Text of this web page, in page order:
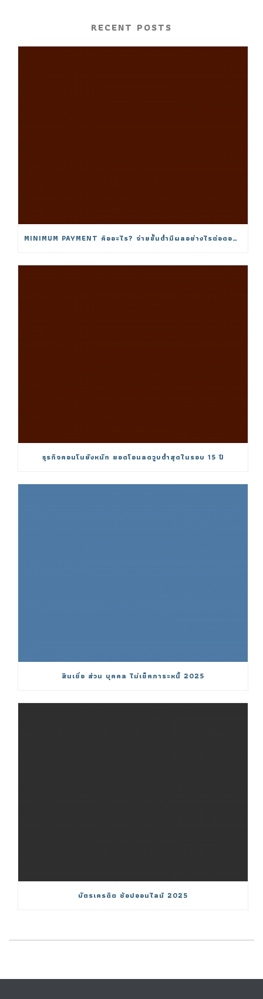
RECENT POSTS
MINIMUM PAYMENT คืออะไร? จ่ายขั้นต่ำมีผลอย่างไรต่อดอกเบี้ย
ธุรกิจคอนโนยังหนัก ยอดโอนลดวูบต่ำสุดในรอบ 15 ปี
สินเชื่อ ส่วน บุคคล ไม่เช็คภาระหนี้ 2025
บัตรเครดิต ช้อปออนไลน์ 2025